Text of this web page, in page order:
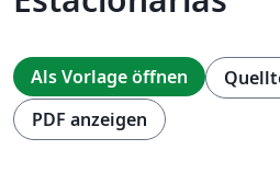
Als Vorlage öffnen
PDF anzeigen